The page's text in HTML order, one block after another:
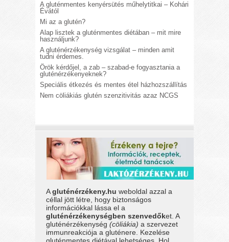
A gluténmentes kenyérsütés műhelytitkai – Kohári
Évától
Mi az a glutén?
Alap lisztek a gluténmentes diétában – mit mire
használjunk?
A gluténérzékenység vizsgálat – minden amit
tudni érdemes.
Örök kérdőjel, a zab – szabad-e fogyasztania a
gluténérzékenyeknek?
Speciális étkezés és mentes étel házhozszállítás
Nem cöliákiás glutén szenzitivitás azaz NCGS
Agluténérzékeny.hu weboldal azzal a
céllal jött létre, hogy biztonságos
információkkal lássa el a
gluténérzékenységben szenvedőket. A
gluténérzékenység(cöliákia) a szervezet
immunreakciója a gluténere. Kezelése